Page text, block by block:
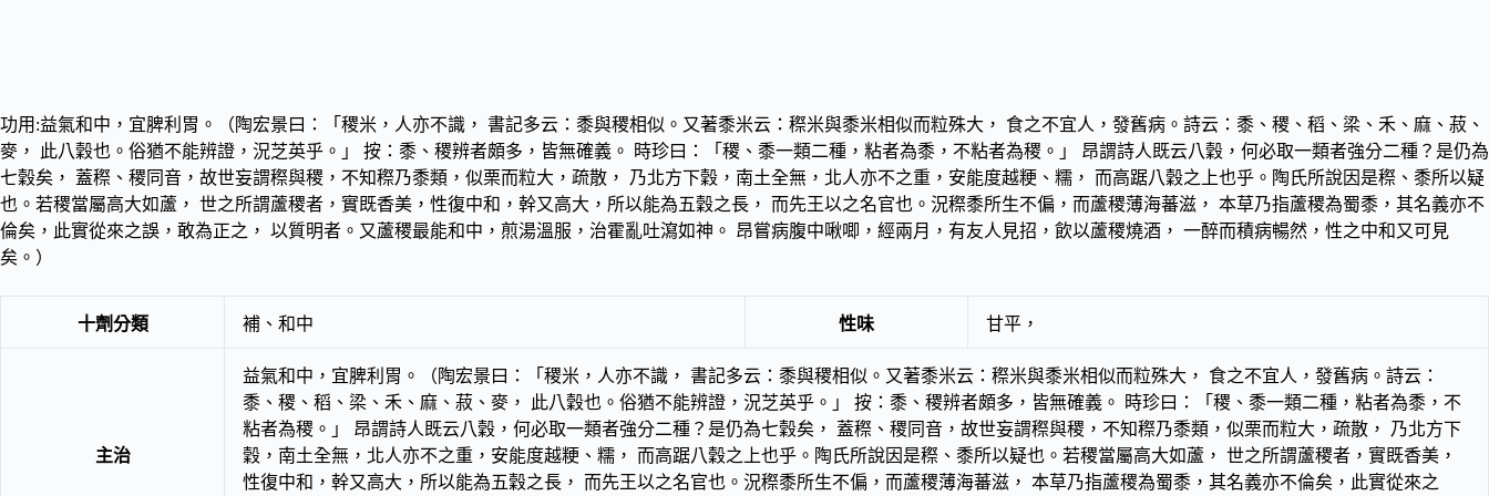
功用:益氣和中，宜脾利胃。（陶宏景曰：「稷米，人亦不識， 書記多云：黍與稷相似。又著黍米云：穄米與黍米相似而粒殊大， 食之不宜人，發舊病。詩云：黍、稷、稻、梁、禾、麻、菽、
麥， 此八穀也。俗猶不能辨證，況芝英乎。」 按：黍、稷辨者頗多，皆無確義。 時珍曰：「稷、黍一類二種，粘者為黍，不粘者為稷。」 昂謂詩人既云八穀，何必取一類者強分二種？是仍為
七穀矣， 蓋穄、稷同音，故世妄謂穄與稷，不知穄乃黍類，似栗而粒大，疏散， 乃北方下穀，南土全無，北人亦不之重，安能度越粳、糯， 而高踞八穀之上也乎。陶氏所說因是穄、黍所以疑
也。若稷當屬高大如蘆， 世之所謂蘆稷者，實既香美，性復中和，幹又高大，所以能為五穀之長， 而先王以之名官也。況穄黍所生不偏，而蘆稷薄海蕃滋， 本草乃指蘆稷為蜀黍，其名義亦不
倫矣，此實從來之誤，敢為正之， 以質明者。又蘆稷最能和中，煎湯溫服，治霍亂吐瀉如神。 昂嘗病腹中啾唧，經兩月，有友人見招，飲以蘆稷燒酒， 一醉而積病暢然，性之中和又可見
矣。）
十劑分類 補、和中 性味 甘平，
主治
益氣和中，宜脾利胃。（陶宏景曰：「稷米，人亦不識， 書記多云：黍與稷相似。又著黍米云：穄米與黍米相似而粒殊大， 食之不宜人，發舊病。詩云：
黍、稷、稻、梁、禾、麻、菽、麥， 此八穀也。俗猶不能辨證，況芝英乎。」 按：黍、稷辨者頗多，皆無確義。 時珍曰：「稷、黍一類二種，粘者為黍，不
粘者為稷。」 昂謂詩人既云八穀，何必取一類者強分二種？是仍為七穀矣， 蓋穄、稷同音，故世妄謂穄與稷，不知穄乃黍類，似栗而粒大，疏散， 乃北方下
穀，南土全無，北人亦不之重，安能度越粳、糯， 而高踞八穀之上也乎。陶氏所說因是穄、黍所以疑也。若稷當屬高大如蘆， 世之所謂蘆稷者，實既香美，
性復中和，幹又高大，所以能為五穀之長， 而先王以之名官也。況穄黍所生不偏，而蘆稷薄海蕃滋， 本草乃指蘆稷為蜀黍，其名義亦不倫矣，此實從來之